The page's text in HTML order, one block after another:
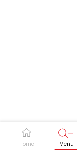
Home Menu
Podkreślenie